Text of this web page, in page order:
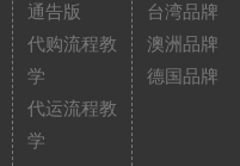
通告版
代购流程教
学
代运流程教
学
台湾品牌
澳洲品牌
德国品牌